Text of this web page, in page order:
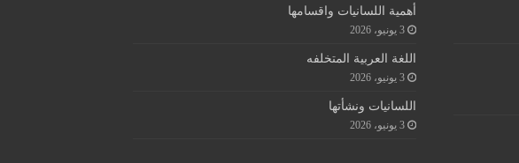
أهمية اللسانيات واقسامها
3 يونيو، 2026
اللغة العربية المتخلفه
3 يونيو، 2026
اللسانيات ونشأتها
3 يونيو، 2026